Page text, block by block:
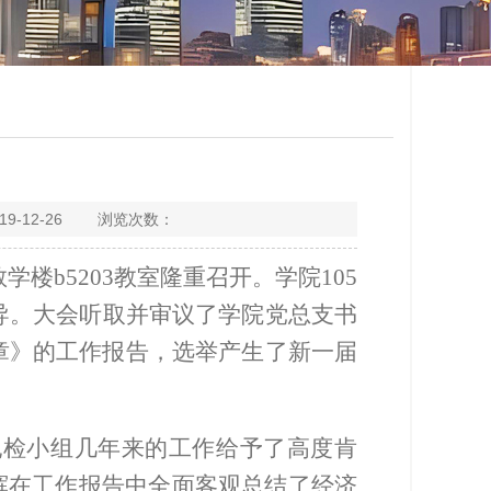
12-26 浏览次数：
楼b5203教室隆重召开。学院105
大会听取并审议了学院党总支书
的工作报告，选举产生了新一届
小组几年来的工作给予了高度肯
工作报告中全面客观总结了经济